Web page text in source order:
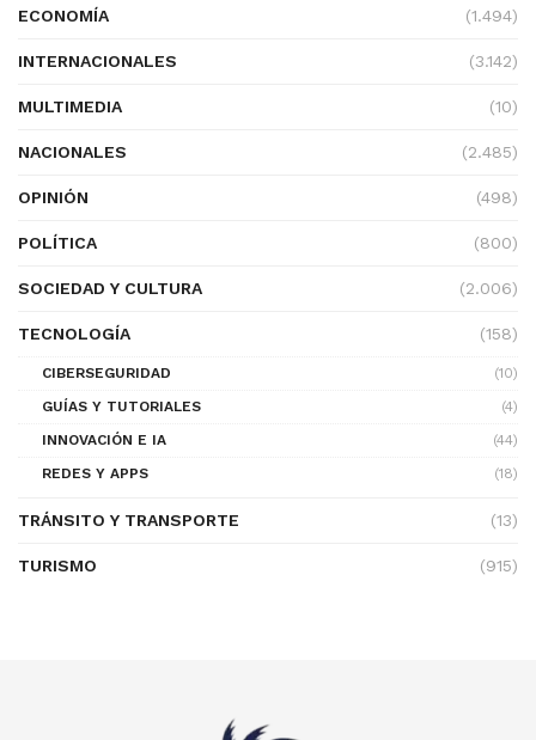
ECONOMÍA (1.494)
INTERNACIONALES (3.142)
MULTIMEDIA (10)
NACIONALES (2.485)
OPINIÓN (498)
POLÍTICA (800)
SOCIEDAD Y CULTURA (2.006)
TECNOLOGÍA (158)
CIBERSEGURIDAD
(10)
GUÍAS Y TUTORIALES
(4)
INNOVACIÓN E IA
(44)
REDES Y APPS
(18)
TRÁNSITO Y TRANSPORTE (13)
TURISMO (915)